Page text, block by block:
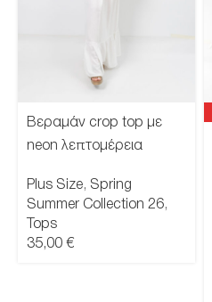
Βεραμάν crop top με
neon λεπτομέρεια
Plus Size, Spring
Summer Collection 26,
Tops
35,00 €